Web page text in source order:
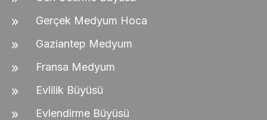
Gerçek Medyum Hoca
Gaziantep Medyum
Fransa Medyum
Evlilik Büyüsü
Evlendirme Büyüsü